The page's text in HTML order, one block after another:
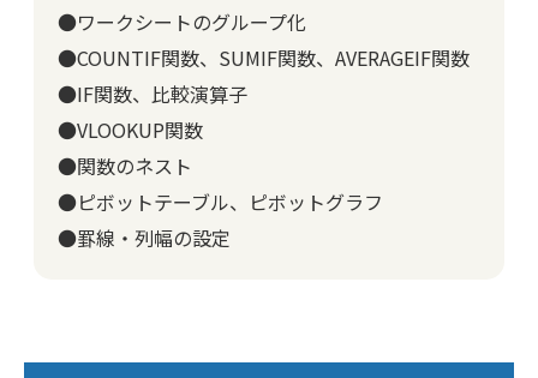
●ワークシートのグループ化
●COUNTIF関数、SUMIF関数、AVERAGEIF関数
●IF関数、比較演算子
●VLOOKUP関数
●関数のネスト
●ピボットテーブル、ピボットグラフ
●罫線・列幅の設定